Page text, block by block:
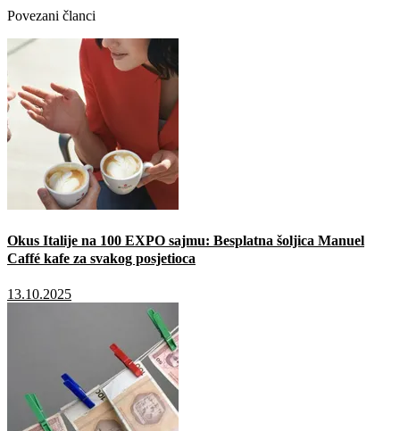
Povezani članci
Okus Italije na 100 EXPO sajmu: Besplatna šoljica Manuel
Caffé kafe za svakog posjetioca
13.10.2025